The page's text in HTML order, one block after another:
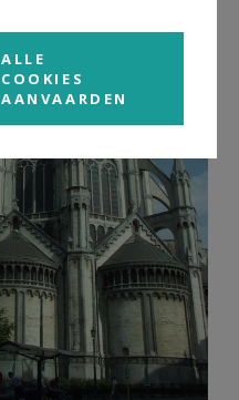
ALLE
COOKIES
AANVAARDEN